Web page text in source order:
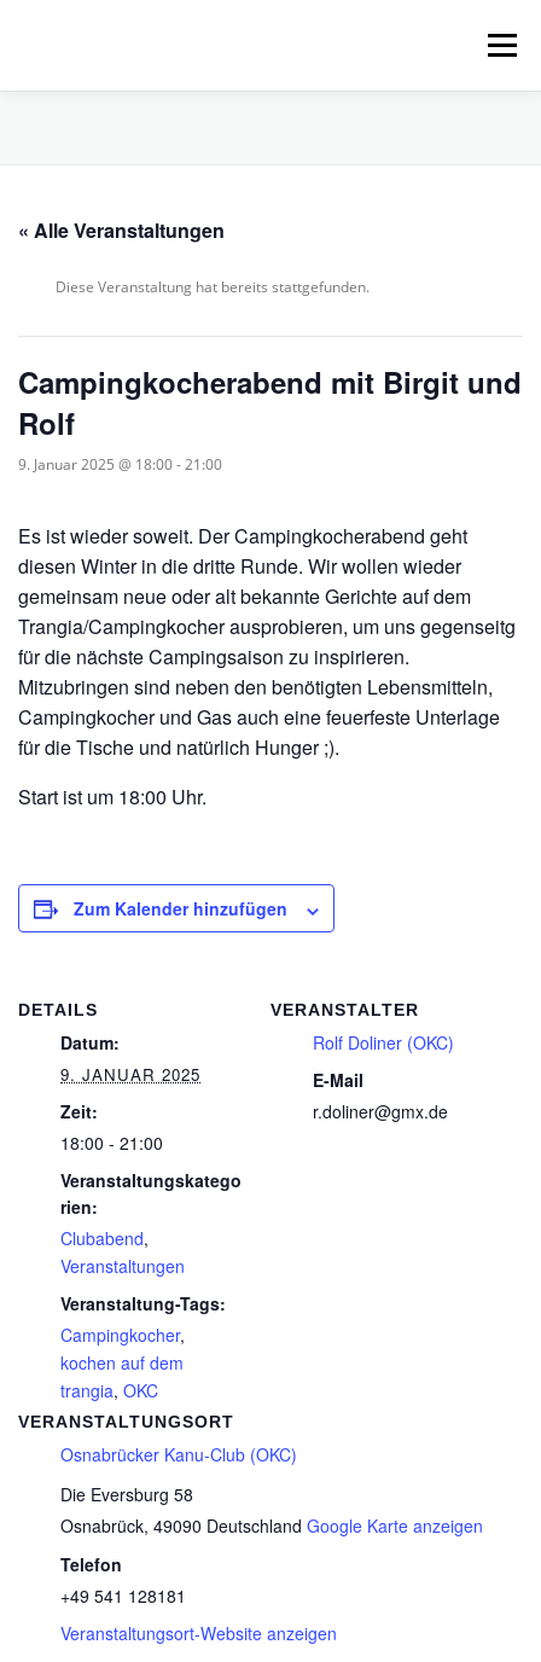
Menü
VERLEIH, TOUREN UND SUP
« Alle Veranstaltungen
Diese Veranstaltung hat bereits stattgefunden.
Campingkocherabend mit Birgit und
Rolf
9. Januar 2025 @ 18:00-21:00
Es ist wieder soweit. Der Campingkocherabend geht
diesen Winter in die dritte Runde. Wir wollen wieder
gemeinsam neue oder alt bekannte Gerichte auf dem
Trangia/Campingkocher ausprobieren, um uns gegenseitg
für die nächste Campingsaison zu inspirieren.
Mitzubringen sind neben den benötigten Lebensmitteln,
Campingkocher und Gas auch eine feuerfeste Unterlage
für die Tische und natürlich Hunger ;).
Start ist um 18:00 Uhr.
Zum Kalender hinzufügen
DETAILS
Datum:
9. JANUAR 2025
Zeit:
18:00 - 21:00
Veranstaltungskatego
rien:
Clubabend,
Veranstaltungen
Veranstaltung-Tags:
Campingkocher,
kochen auf dem
trangia, OKC
VERANSTALTUNGSORT
Osnabrücker Kanu-Club (OKC)
Die Eversburg 58
Osnabrück, 49090 Deutschland Google Karte anzeigen
Telefon
+49 541 128181
Veranstaltungsort-Website anzeigen
VERANSTALTER
Rolf Doliner (OKC)
E-Mail
r.doliner@gmx.de